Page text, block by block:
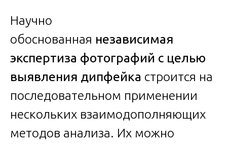
Научно
обоснованная независимая
экспертиза фотографий с целью
выявления дипфейка строится на
последовательном применении
нескольких взаимодополняющих
методов анализа. Их можно